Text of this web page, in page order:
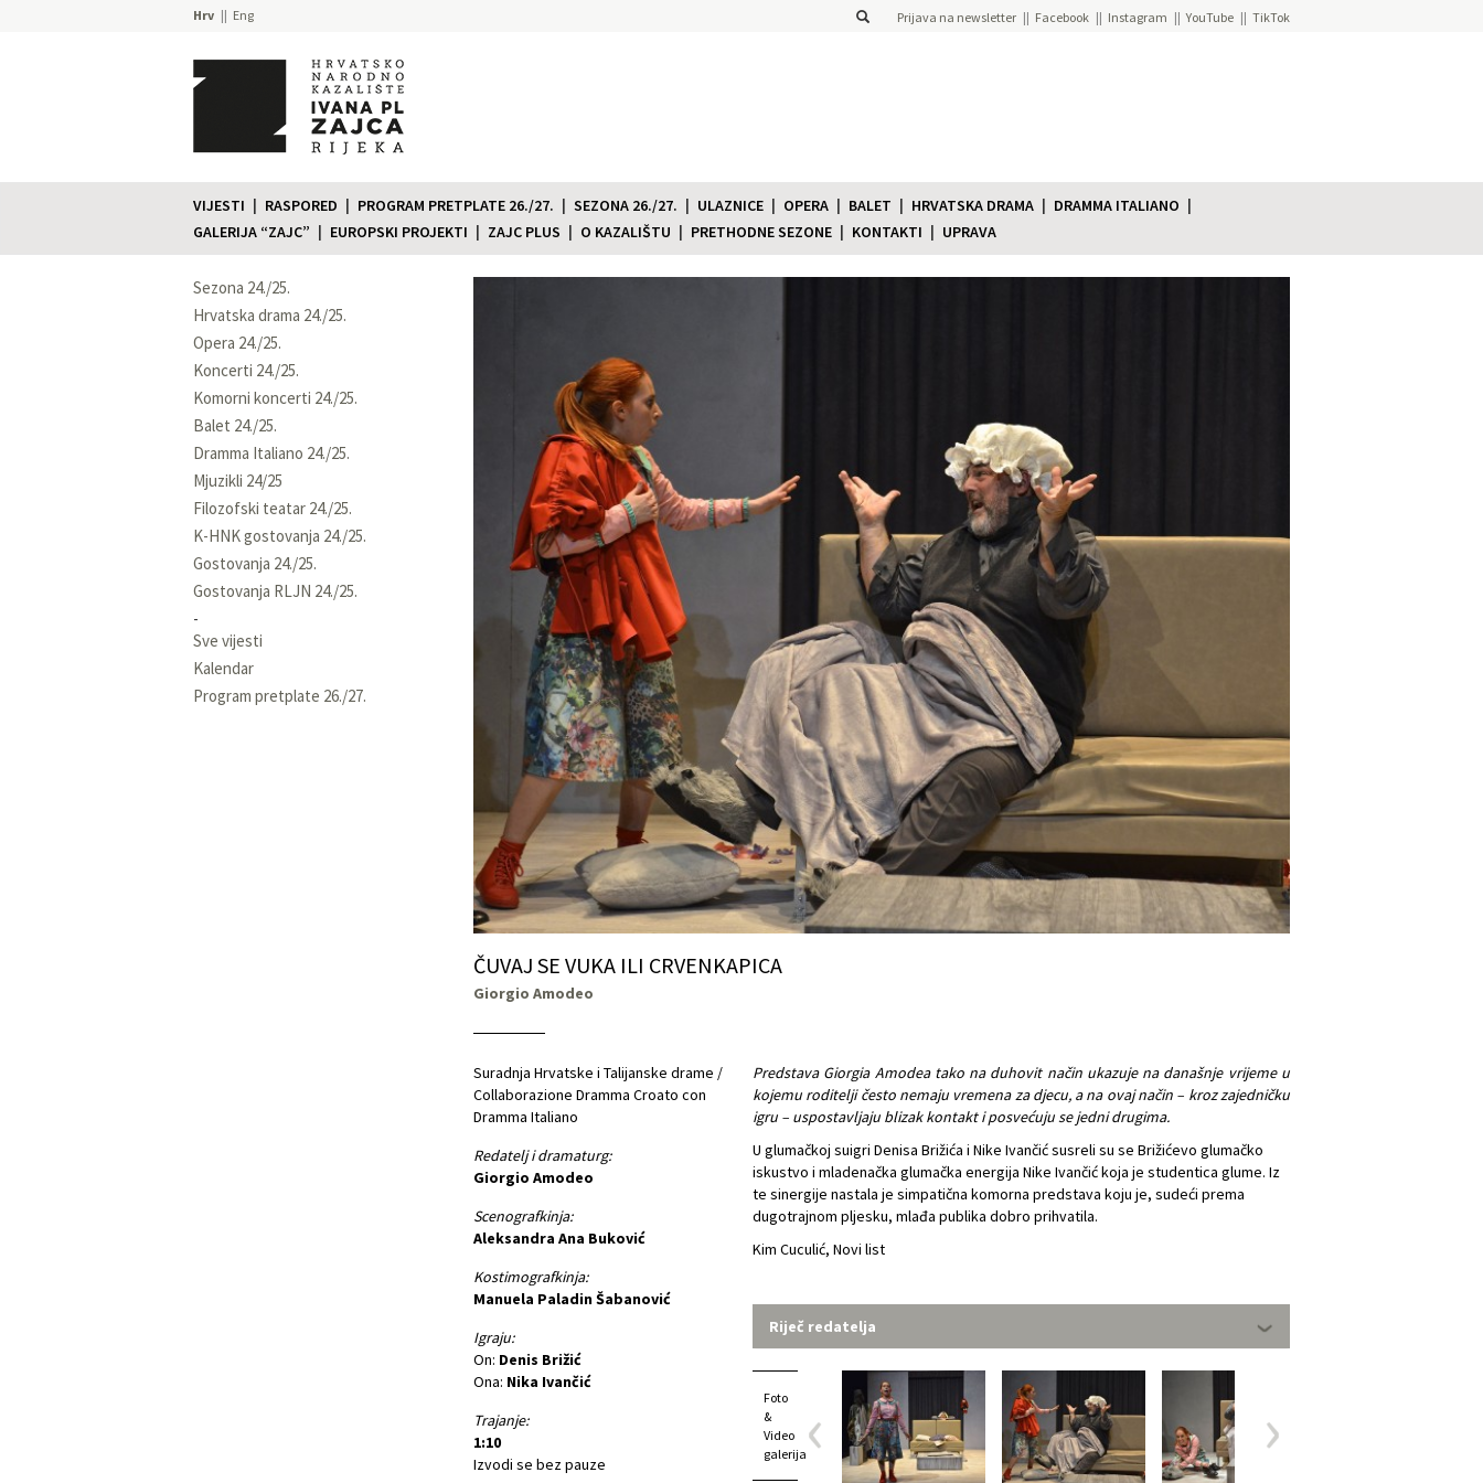
Hrv Eng Prijava na newsletter Facebook Instagram YouTube TikTok
VIJESTI RASPORED PROGRAM PRETPLATE 26./27. SEZONA 26./27. ULAZNICE OPERA BALET HRVATSKA DRAMA
DRAMMA ITALIANO
GALERIJA “ZAJC”
EUROPSKI PROJEKTI ZAJC PLUS O KAZALIŠTU PRETHODNE SEZONE KONTAKTI UPRAVA
Sezona 24./25.
Hrvatska drama 24./25.
Opera 24./25.
Koncerti 24./25.
Komorni koncerti 24./25.
Balet 24./25.
Dramma Italiano 24./25.
Mjuzikli 24/25
Filozofski teatar 24./25.
K-HNK gostovanja 24./25.
Gostovanja 24./25.
Gostovanja RLJN 24./25.
Sve vijesti
Kalendar
Program pretplate 26./27.
ČUVAJ SE VUKA ILI CRVENKAPICA
Giorgio Amodeo
Suradnja Hrvatske i Talijanske drame /
Collaborazione Dramma Croato con
Dramma Italiano
Redatelj i dramaturg:
Giorgio Amodeo
Scenografkinja:
Aleksandra Ana Buković
Kostimografkinja:
Manuela Paladin Šabanović
Igraju:
On: Denis Brižić
Ona: Nika Ivančić
Trajanje:
1:10
Izvodi se bez pauze
Predstava Giorgia Amodea tako na duhovit način ukazuje na današnje vrijeme u
kojemu roditelji često nemaju vremena za djecu, a na ovaj način – kroz zajedničku
igru – uspostavljaju blizak kontakt i posvećuju se jedni drugima.
U glumačkoj suigri Denisa Brižića i Nike Ivančić susreli su se Brižićevo glumačko
iskustvo i mladenačka glumačka energija Nike Ivančić koja je studentica glume. Iz
te sinergije nastala je simpatična komorna predstava koju je, sudeći prema
dugotrajnom pljesku, mlađa publika dobro prihvatila.
Kim Cuculić, Novi list
Riječ redatelja
Foto
&
Video
galerija